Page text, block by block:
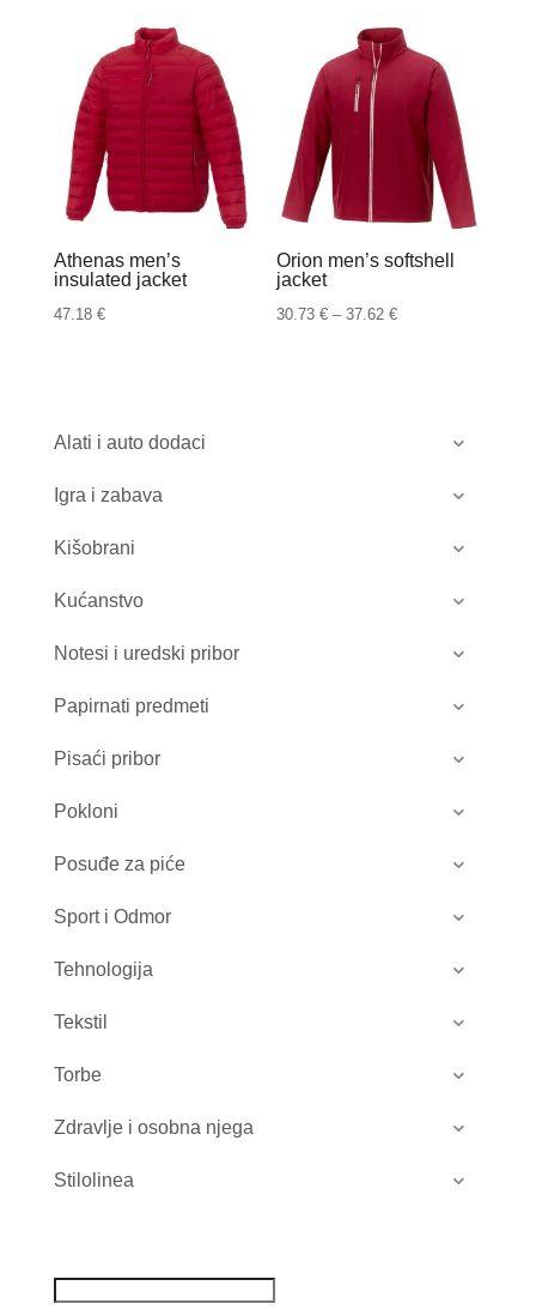
Alati i auto dodaci
Igra i zabava
Kišobrani
Kućanstvo
Notesi i uredski pribor
Papirnati predmeti
Pisaći pribor
Pokloni
Posuđe za piće
Sport i Odmor
Tehnologija
Tekstil
Torbe
Zdravlje i osobna njega
Stilolinea
Athenas men’s
insulated jacket
47.18 €
Orion men’s softshell
jacket
30.73€ – 37.62€Raspon